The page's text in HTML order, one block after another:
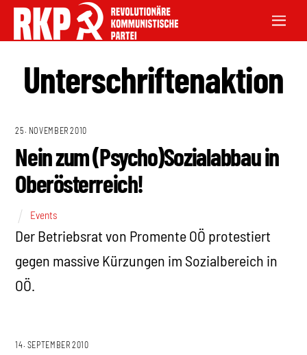
Unterschriftenaktion
25. NOVEMBER 2010
Nein zum (Psycho)Sozialabbau in
Oberösterreich!
Events
Der Betriebsrat von Promente OÖ protestiert
gegen massive Kürzungen im Sozialbereich in
OÖ.
14. SEPTEMBER 2010